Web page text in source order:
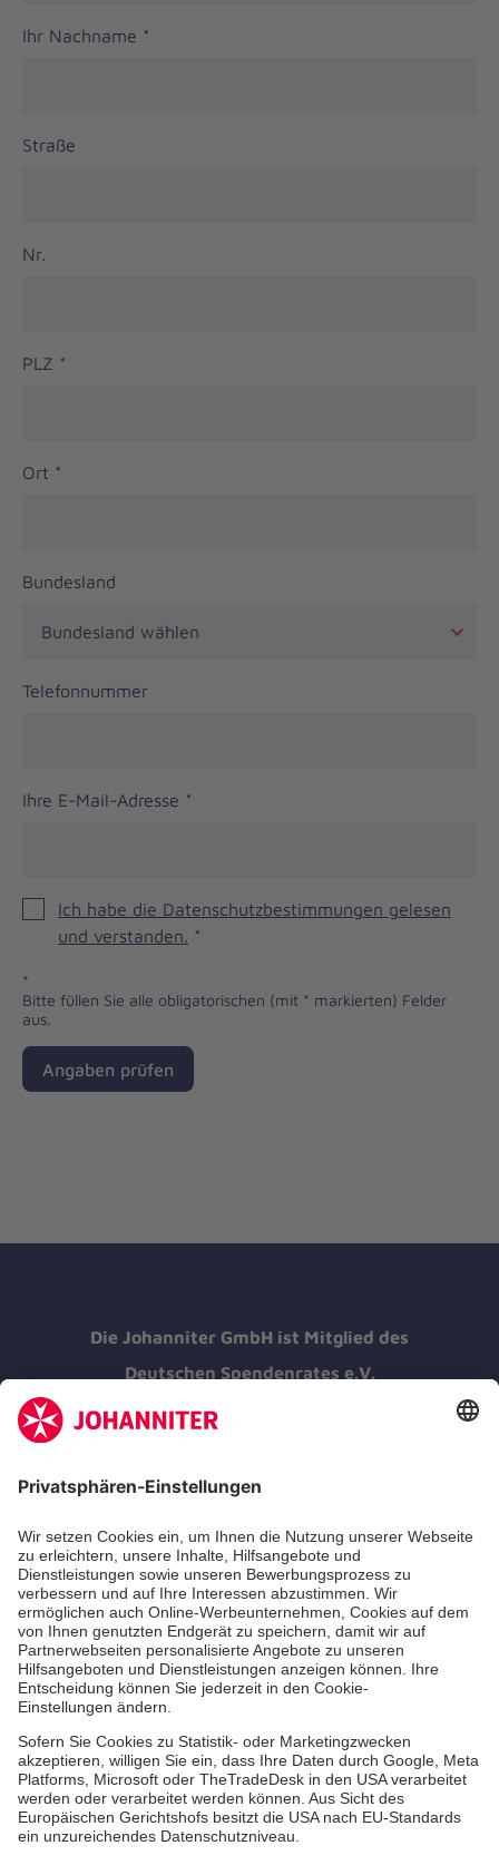
Ihr Nachname *
Straße
Nr.
PLZ *
Ort *
Bundesland
Telefonnummer
Ihre E-Mail-Adresse *
Ich habe die Datenschutzbestimmungen gelesen
und verstanden. *
*
Bitte füllen Sie alle obligatorischen (mit * markierten) Felder
aus.
Angaben prüfen
Die Johanniter GmbH ist Mitglied des
Deutschen Spendenrates e.V.
Kununu Top Company 2026
Medizin & Pflege
Zentren
Patienten
Hinweisgebersystem